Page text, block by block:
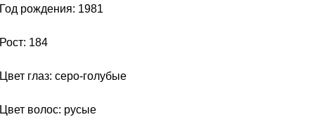
Год рождения: 1981
Рост: 184
Цвет глаз: серо-голубые
Цвет волос: русые